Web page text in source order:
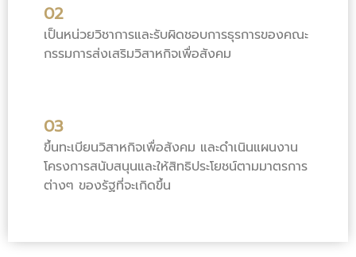
02
เป็นหน่วยวิชาการและรับผิดชอบการธุรการของคณะ
กรรมการส่งเสริมวิสาหกิจเพื่อสังคม
03
ขึ้นทะเบียนวิสาหกิจเพื่อสังคม และดำเนินแผนงาน
โครงการสนับสนุนและให้สิทธิประโยชน์ตามมาตรการ
ต่างๆ ของรัฐที่จะเกิดขึ้น